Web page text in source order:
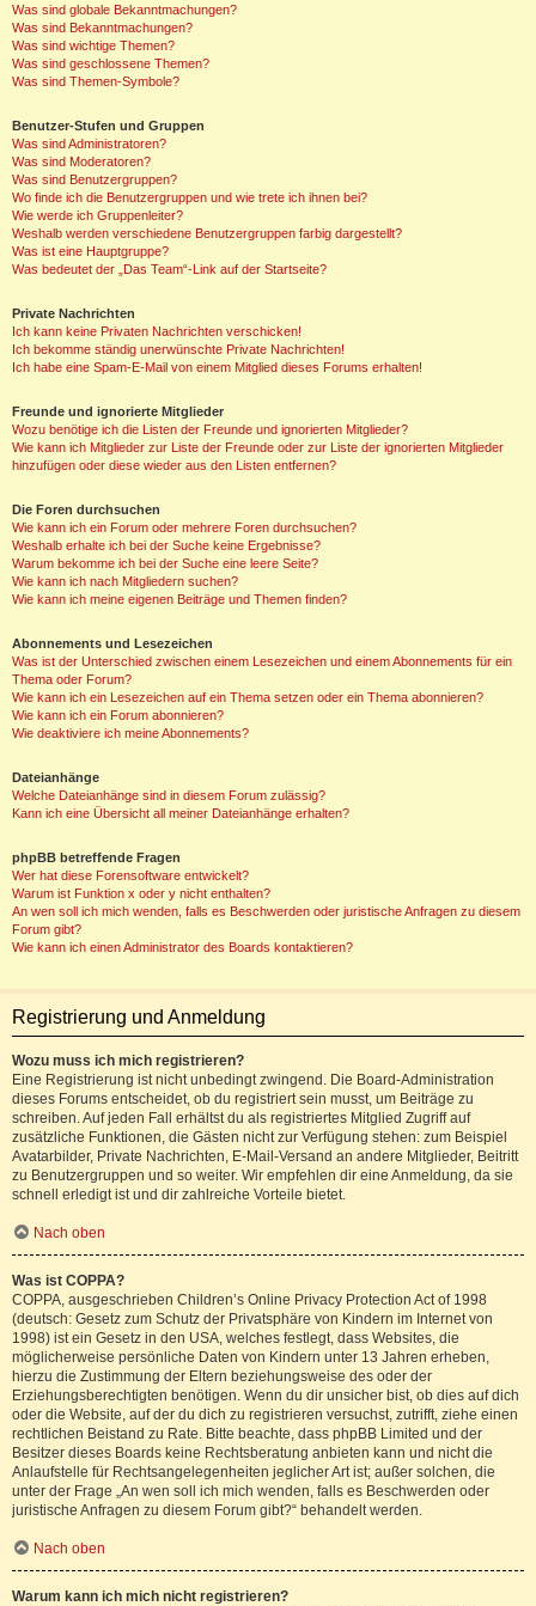
Was sind globale Bekanntmachungen?
Was sind Bekanntmachungen?
Was sind wichtige Themen?
Was sind geschlossene Themen?
Was sind Themen-Symbole?
Benutzer-Stufen und Gruppen
Was sind Administratoren?
Was sind Moderatoren?
Was sind Benutzergruppen?
Wo finde ich die Benutzergruppen und wie trete ich ihnen bei?
Wie werde ich Gruppenleiter?
Weshalb werden verschiedene Benutzergruppen farbig dargestellt?
Was ist eine Hauptgruppe?
Was bedeutet der „Das Team“-Link auf der Startseite?
Private Nachrichten
Ich kann keine Privaten Nachrichten verschicken!
Ich bekomme ständig unerwünschte Private Nachrichten!
Ich habe eine Spam-E-Mail von einem Mitglied dieses Forums erhalten!
Freunde und ignorierte Mitglieder
Wozu benötige ich die Listen der Freunde und ignorierten Mitglieder?
Wie kann ich Mitglieder zur Liste der Freunde oder zur Liste der ignorierten Mitglieder
hinzufügen oder diese wieder aus den Listen entfernen?
Die Foren durchsuchen
Wie kann ich ein Forum oder mehrere Foren durchsuchen?
Weshalb erhalte ich bei der Suche keine Ergebnisse?
Warum bekomme ich bei der Suche eine leere Seite?
Wie kann ich nach Mitgliedern suchen?
Wie kann ich meine eigenen Beiträge und Themen finden?
Abonnements und Lesezeichen
Was ist der Unterschied zwischen einem Lesezeichen und einem Abonnements für ein
Thema oder Forum?
Wie kann ich ein Lesezeichen auf ein Thema setzen oder ein Thema abonnieren?
Wie kann ich ein Forum abonnieren?
Wie deaktiviere ich meine Abonnements?
Dateianhänge
Welche Dateianhänge sind in diesem Forum zulässig?
Kann ich eine Übersicht all meiner Dateianhänge erhalten?
phpBB betreffende Fragen
Wer hat diese Forensoftware entwickelt?
Warum ist Funktion x oder y nicht enthalten?
An wen soll ich mich wenden, falls es Beschwerden oder juristische Anfragen zu diesem
Forum gibt?
Wie kann ich einen Administrator des Boards kontaktieren?
Registrierung und Anmeldung
Wozu muss ich mich registrieren?
Eine Registrierung ist nicht unbedingt zwingend. Die Board-Administration
dieses Forums entscheidet, ob du registriert sein musst, um Beiträge zu
schreiben. Auf jeden Fall erhältst du als registriertes Mitglied Zugriff auf
zusätzliche Funktionen, die Gästen nicht zur Verfügung stehen: zum Beispiel
Avatarbilder, Private Nachrichten, E-Mail-Versand an andere Mitglieder, Beitritt
zu Benutzergruppen und so weiter. Wir empfehlen dir eine Anmeldung, da sie
schnell erledigt ist und dir zahlreiche Vorteile bietet.
Nach oben
Was ist COPPA?
COPPA, ausgeschrieben Children’s Online Privacy Protection Act of 1998
(deutsch: Gesetz zum Schutz der Privatsphäre von Kindern im Internet von
1998) ist ein Gesetz in den USA, welches festlegt, dass Websites, die
möglicherweise persönliche Daten von Kindern unter 13 Jahren erheben,
hierzu die Zustimmung der Eltern beziehungsweise des oder der
Erziehungsberechtigten benötigen. Wenn du dir unsicher bist, ob dies auf dich
oder die Website, auf der du dich zu registrieren versuchst, zutrifft, ziehe einen
rechtlichen Beistand zu Rate. Bitte beachte, dass phpBB Limited und der
Besitzer dieses Boards keine Rechtsberatung anbieten kann und nicht die
Anlaufstelle für Rechtsangelegenheiten jeglicher Art ist; außer solchen, die
unter der Frage „An wen soll ich mich wenden, falls es Beschwerden oder
juristische Anfragen zu diesem Forum gibt?“ behandelt werden.
Nach oben
Warum kann ich mich nicht registrieren?